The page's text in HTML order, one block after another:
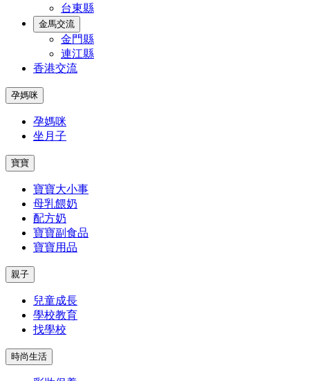
台東縣
金馬交流
金門縣
連江縣
香港交流
孕媽咪
孕媽咪
坐月子
寶寶
寶寶大小事
母乳餵奶
配方奶
寶寶副食品
寶寶用品
親子
兒童成長
學校教育
找學校
時尚生活